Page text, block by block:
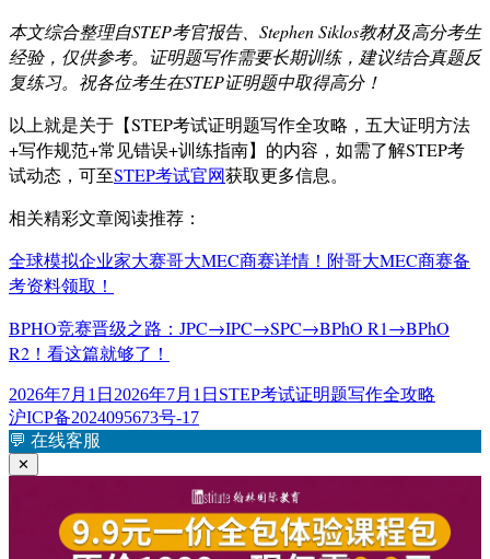
本文综合整理自STEP考官报告、Stephen Siklos教材及高分考生
经验，仅供参考。证明题写作需要长期训练，建议结合真题反
复练习。祝各位考生在STEP证明题中取得高分！
以上就是关于【STEP考试证明题写作全攻略，五大证明方法
+写作规范+常见错误+训练指南】的内容，如需了解STEP考
试动态，可至STEP考试官网获取更多信息。
相关精彩文章阅读推荐：
全球模拟企业家大赛哥大MEC商赛详情！附哥大MEC商赛备
考资料领取！
BPHO竞赛晋级之路：JPC→IPC→SPC→BPhO R1→BPhO
R2！看这篇就够了！
发
布
于
2026年7月1日 2026年7月1日 标
STEP考试证明题写作全攻略
沪ICP备2024095673号-17
💬 在线客服
✕